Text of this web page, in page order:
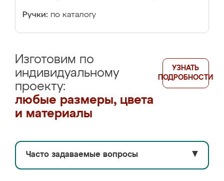
Ручки: по каталогу
Изготовим по
индивидуальному
проекту:
любые размеры, цвета
и материалы
УЗНАТЬ
ПОДРОБНОСТИ
Часто задаваемые вопросы ▼